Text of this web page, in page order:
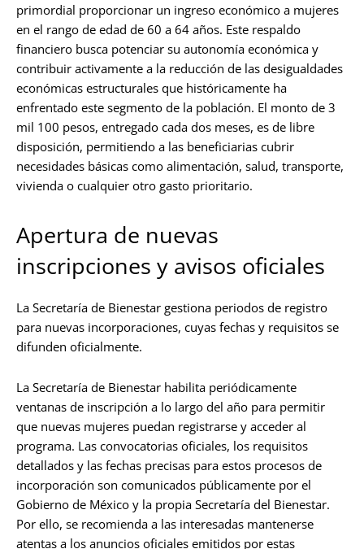
primordial proporcionar un ingreso económico a mujeres
en el rango de edad de 60 a 64 años. Este respaldo
financiero busca potenciar su autonomía económica y
contribuir activamente a la reducción de las desigualdades
económicas estructurales que históricamente ha
enfrentado este segmento de la población. El monto de 3
mil 100 pesos, entregado cada dos meses, es de libre
disposición, permitiendo a las beneficiarias cubrir
necesidades básicas como alimentación, salud, transporte,
vivienda o cualquier otro gasto prioritario.
Apertura de nuevas
inscripciones y avisos oficiales
La Secretaría de Bienestar gestiona periodos de registro
para nuevas incorporaciones, cuyas fechas y requisitos se
difunden oficialmente.
La Secretaría de Bienestar habilita periódicamente
ventanas de inscripción a lo largo del año para permitir
que nuevas mujeres puedan registrarse y acceder al
programa. Las convocatorias oficiales, los requisitos
detallados y las fechas precisas para estos procesos de
incorporación son comunicados públicamente por el
Gobierno de México y la propia Secretaría del Bienestar.
Por ello, se recomienda a las interesadas mantenerse
atentas a los anuncios oficiales emitidos por estas